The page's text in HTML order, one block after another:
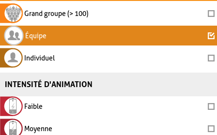
Grand groupe (> 100)
Équipe
Individuel
INTENSITÉ D'ANIMATION
Faible
Moyenne